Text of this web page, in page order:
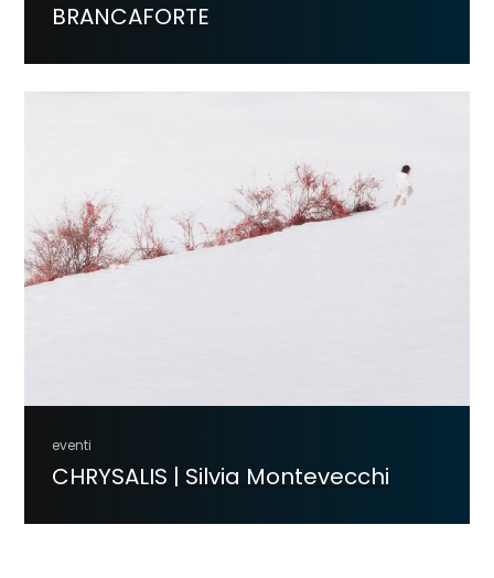
BRANCAFORTE
eventi
CHRYSALIS | Silvia Montevecchi